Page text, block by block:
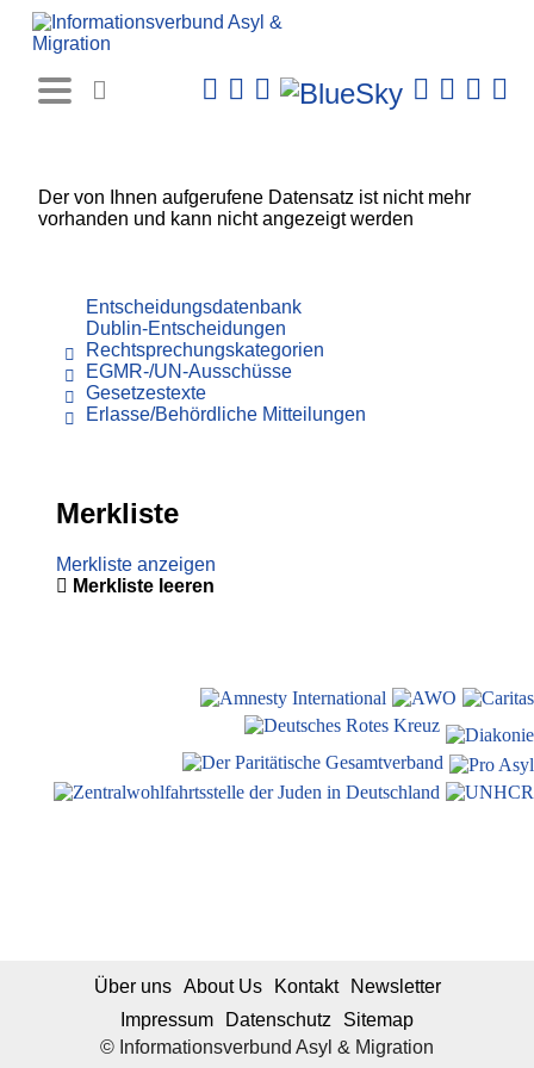
Der von Ihnen aufgerufene Datensatz ist nicht mehr
vorhanden und kann nicht angezeigt werden
Entscheidungsdatenbank
Dublin-Entscheidungen
Rechtsprechungskategorien
EGMR-/UN-Ausschüsse
Gesetzestexte
Erlasse/Behördliche Mitteilungen
Merkliste
Merkliste anzeigen
Merkliste leeren
© Informationsverbund Asyl & Migration
Über uns About Us Kontakt
Newsletter
Impressum
Datenschutz Sitemap